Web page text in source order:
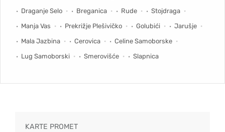
Draganje Selo
Breganica Rude
Stojdraga
Manja Vas
Prekrižje Plešivičko Golubići
Jarušje
Mala Jazbina
Cerovica
Celine Samoborske
Lug Samoborski
Smerovišće Slapnica
KARTE PROMET